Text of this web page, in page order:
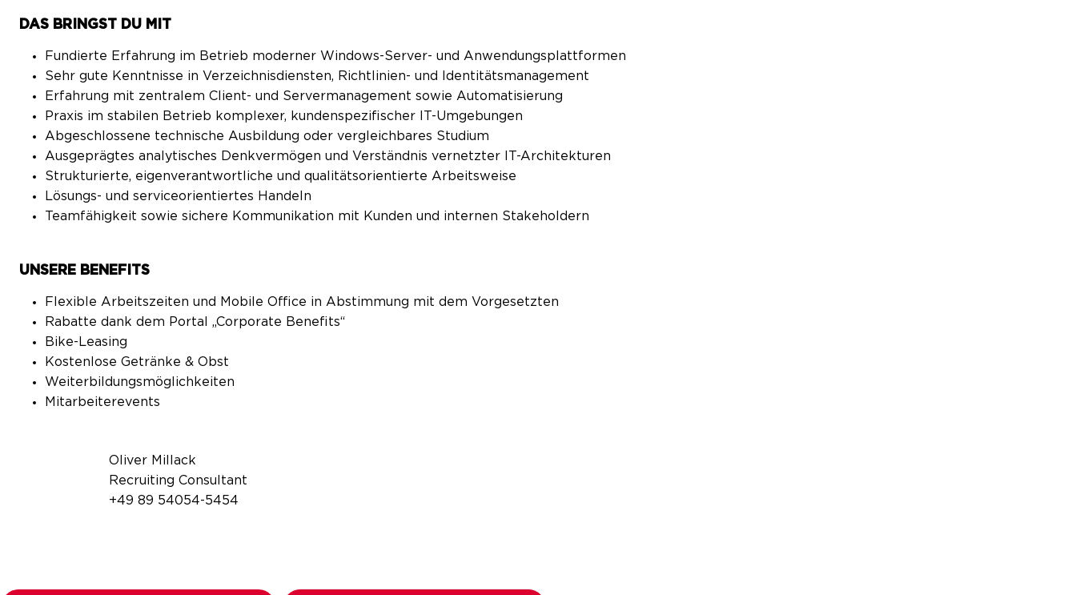
DAS BRINGST DU MIT
Fundierte Erfahrung im Betrieb moderner Windows-Server- und Anwendungsplattformen
Sehr gute Kenntnisse in Verzeichnisdiensten, Richtlinien- und Identitätsmanagement
Erfahrung mit zentralem Client- und Servermanagement sowie Automatisierung
Praxis im stabilen Betrieb komplexer, kundenspezifischer IT-Umgebungen
Abgeschlossene technische Ausbildung oder vergleichbares Studium
Ausgeprägtes analytisches Denkvermögen und Verständnis vernetzter IT-Architekturen
Strukturierte, eigenverantwortliche und qualitätsorientierte Arbeitsweise
Lösungs- und serviceorientiertes Handeln
Teamfähigkeit sowie sichere Kommunikation mit Kunden und internen Stakeholdern
UNSERE BENEFITS
Flexible Arbeitszeiten und Mobile Office in Abstimmung mit dem Vorgesetzten
Rabatte dank dem Portal „Corporate Benefits“
Bike-Leasing
Kostenlose Getränke & Obst
Weiterbildungsmöglichkeiten
Mitarbeiterevents
Oliver Millack
Recruiting Consultant
+49 89 54054-5454